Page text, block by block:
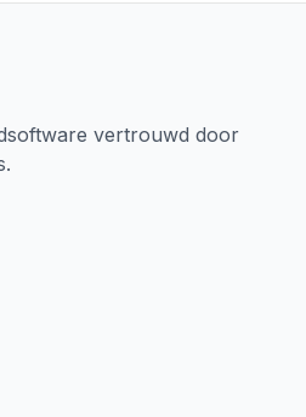
vertrouwd door